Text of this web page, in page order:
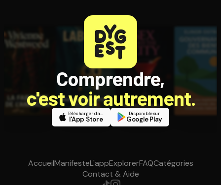
Comprendre,
c'est voir autrement.
Télécharger dans
l'App Store
Disponible sur
Google Play
AccueilManifesteL'appExplorerFAQCatégories
Contact & Aide